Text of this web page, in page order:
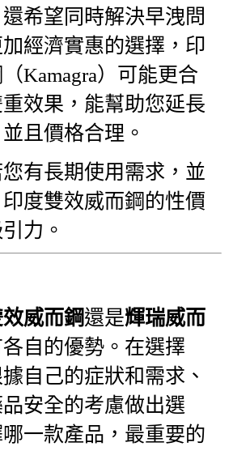
希望同時解決早洩問
經濟實惠的選擇，印
Kamagra）可能更合
效果，能幫助您延長
且價格合理。
有長期使用需求，並
度雙效威而鋼的性價
力。
威而鋼還是輝瑞威而
各自的優勢。在選擇
自己的症狀和需求、
安全的考慮做出選
一款產品，最重要的